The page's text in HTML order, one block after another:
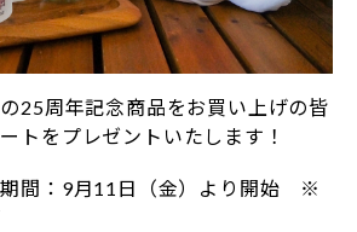
25周年記念商品をお買い上げの皆
トをプレゼントいたします！
期間：9月11日（金）より開始 ※